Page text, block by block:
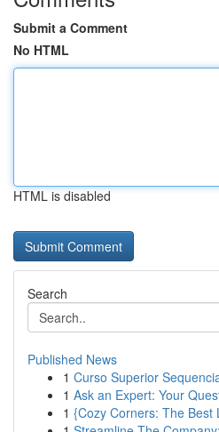
Submit a Comment
No HTML
HTML is disabled
Search
Published News
1 Curso Superior
1 Ask an Expert: Your
1 {Cozy Corners: The Best